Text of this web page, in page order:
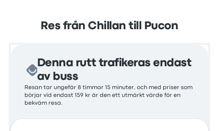
Res från Chillan till Pucon
Denna rutt trafikeras endast
av buss
Resan tar ungefär 8 timmar 15 minuter, och med priser som
börjar vid endast 159 kr är den ett utmärkt värde för en
bekväm resa.